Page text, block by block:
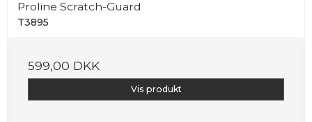
Proline Scratch-Guard
T3895
599,00 DKK
Vis produkt